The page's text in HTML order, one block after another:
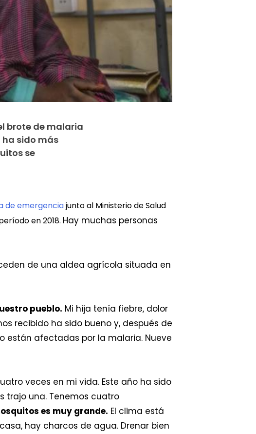
brote de malaria
ha sido más
se
de emergenciajunto al Ministerio de Salud
en 2018. Hay muchas personas
de una aldea agrícola situada en
pueblo. Mi hija tenía fiebre, dolor
recibido ha sido bueno y, después de
están afectadas por la malaria. Nueve
veces en mi vida. Este año ha sido
trajo una. Tenemos cuatro
es muy grande. El clima está
hay charcos de agua. Drenar bien